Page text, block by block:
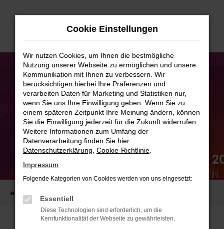
Zum
RÜCKBLICK:
JUBILÄUMSWOCHENENDE
EIN RIESEN SPASS FÜR GROSS & KLEIN
Startseite
Cookie Einstellungen
Wir nutzen Cookies, um Ihnen die bestmögliche
Nutzung unserer Webseite zu ermöglichen und unsere
Kommunikation mit Ihnen zu verbessern. Wir
berücksichtigen hierbei Ihre Präferenzen und
verarbeiten Daten für Marketing und Statistiken nur,
wenn Sie uns Ihre Einwilligung geben. Wenn Sie zu
einem späteren Zeitpunkt Ihre Meinung ändern, können
Sie die Einwilligung jederzeit für die Zukunft widerrufen.
Weitere Informationen zum Umfang der
Datenverarbeitung finden Sie hier:
Datenschutzerklärung Cookie-Richtlinie
Impressum
Folgende Kategorien von Cookies werden von uns eingesetzt:
Essentiell
Diese Technologien sind erforderlich, um die
Kernfunktionalität der Webseite zu gewährleisten.